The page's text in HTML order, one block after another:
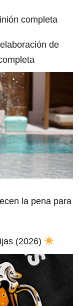
completa
de
la pena para
(2026)